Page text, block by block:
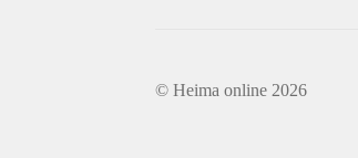
© Heima online 2026